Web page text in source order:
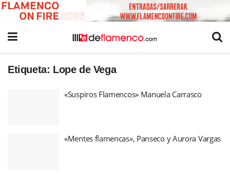
Etiqueta: Lope de Vega
«Suspiros Flamencos» Manuela Carrasco
«Mentes flamencas», Panseco y Aurora Vargas